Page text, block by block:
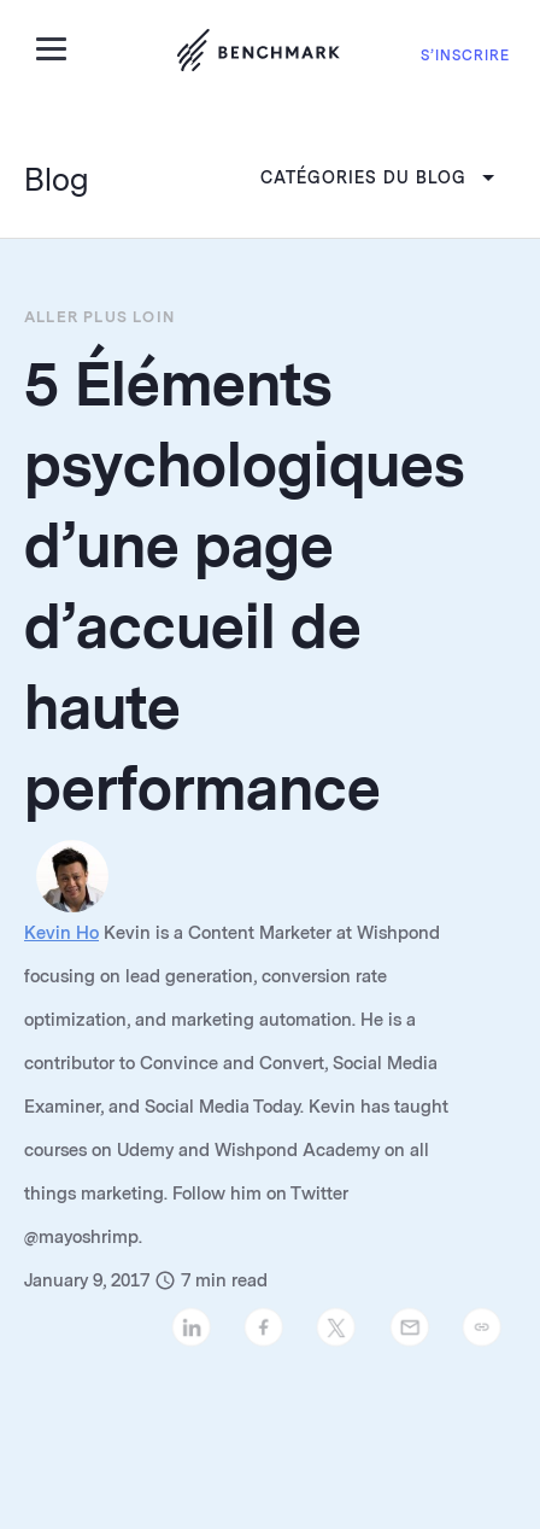
S’INSCRIRE
Blog CATÉGORIES DU BLOG
ALLER PLUS LOIN
5 Éléments
psychologiques
d’une page
d’accueil de
haute
performance
Kevin Ho Kevin is a Content Marketer at Wishpond
focusing on lead generation, conversion rate
optimization, and marketing automation. He is a
contributor to Convince and Convert, Social Media
Examiner, and Social Media Today. Kevin has taught
courses on Udemy and Wishpond Academy on all
things marketing. Follow him on Twitter
@mayoshrimp.
January 9, 2017 7 min read